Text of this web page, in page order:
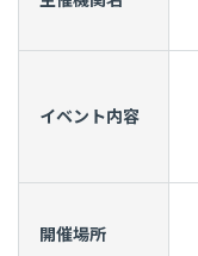
イベント内容
開催場所